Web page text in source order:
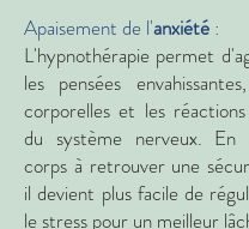
Apaisement de l'anxiété :
L'hypnothérapie permet
les pensées
corporelles et les
du système nerveux. En
corps à retrouver une
il devient plus facile de
le stress pour un meilleur